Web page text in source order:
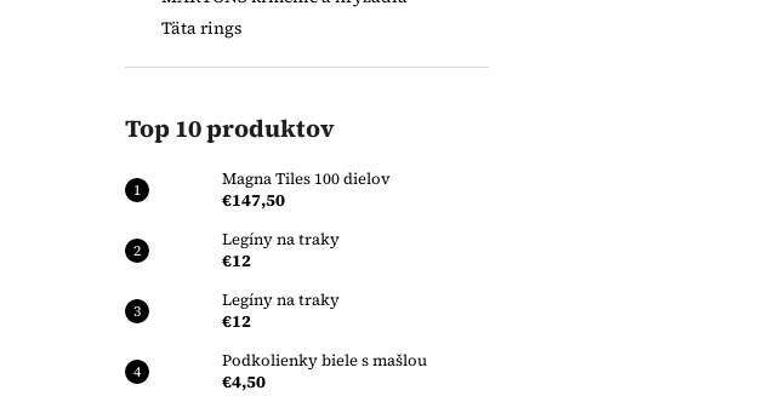
Täta rings
Top 10 produktov
Magna Tiles 100 dielov
€147,50
Legíny na traky
€12
Legíny na traky
€12
Podkolienky biele s mašlou
€4,50